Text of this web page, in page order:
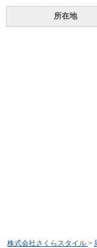
所在地
株式会社さくらスタイル >